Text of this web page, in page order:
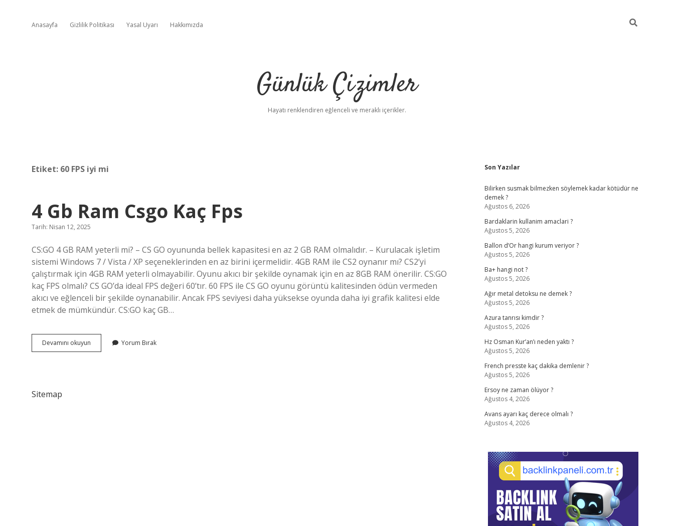
Anasayfa Gizlilik Politikası Yasal Uyarı Hakkımızda
Günlük Çizimler
Hayatı renklendiren eğlenceli ve meraklı içerikler.
Etiket: 60 FPS iyi mi
4 Gb Ram Csgo Kaç Fps
Tarih: Nisan 12, 2025
CS:GO 4 GB RAM yeterli mi? – CS GO oyununda bellek kapasitesi en az 2 GB RAM olmalıdır. – Kurulacak işletim
sistemi Windows 7 / Vista / XP seçeneklerinden en az birini içermelidir. 4GB RAM ile CS2 oynanır mı? CS2’yi
çalıştırmak için 4GB RAM yeterli olmayabilir. Oyunu akıcı bir şekilde oynamak için en az 8GB RAM önerilir. CS:GO
kaç FPS olmalı? CS GO’da ideal FPS değeri 60’tır. 60 FPS ile CS GO oyunu görüntü kalitesinden ödün vermeden
akıcı ve eğlenceli bir şekilde oynanabilir. Ancak FPS seviyesi daha yüksekse oyunda daha iyi grafik kalitesi elde
etmek de mümkündür. CS:GO kaç GB…
Devamını okuyun
Gb
Yorum Bırak
Sitemap
Sidebar
Son Yazılar
Bilirken susmak bilmezken söylemek kadar kötüdür ne
demek ?
Ağustos 6, 2026
Bardaklarin kullanim amaclari ?
Ağustos 5, 2026
Ballon d’Or hangi kurum veriyor ?
Ağustos 5, 2026
Ba+ hangi not ?
Ağustos 5, 2026
Ağır metal detoksu ne demek ?
Ağustos 5, 2026
Azura tanrısı kimdir ?
Ağustos 5, 2026
Hz Osman Kur’an’ı neden yaktı ?
Ağustos 5, 2026
French presste kaç dakika demlenir ?
Ağustos 5, 2026
Ersoy ne zaman ölüyor ?
Ağustos 4, 2026
Avans ayarı kaç derece olmalı ?
Ağustos 4, 2026
elexbet yeni giriş